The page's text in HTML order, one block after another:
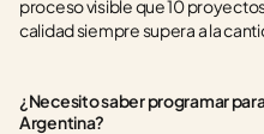
proceso visible que 10
calidad siempre supera a la
¿Necesito saber programar
Argentina?